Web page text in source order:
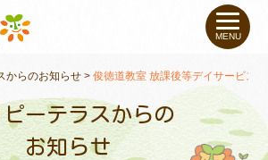
いて
子さま（０〜６才）
校生の お子さま
MENU
からのお知らせ >俊徳道教室 放課後等デイサービス
ーテラスからの
お知らせ